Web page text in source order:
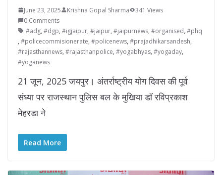
June 23, 2025 Krishna Gopal Sharma
341 Views
0 Comments
#adg, #dgp, #igjaipur, #jaipur, #jaipurnews, #organised, #phq
, #policecommisionerate, #policenews, #prajadhikarsandesh,
#rajasthannews, #rajasthanpolice, #yogabhyas, #yogaday,
#yoganews
21 जून, 2025 जयपुर। अंतर्राष्ट्रीय योग दिवस की पूर्व
संध्या पर राजस्थान पुलिस बल के मुखिया डॉ रविप्रकाश
मेहरडा ने
Read More